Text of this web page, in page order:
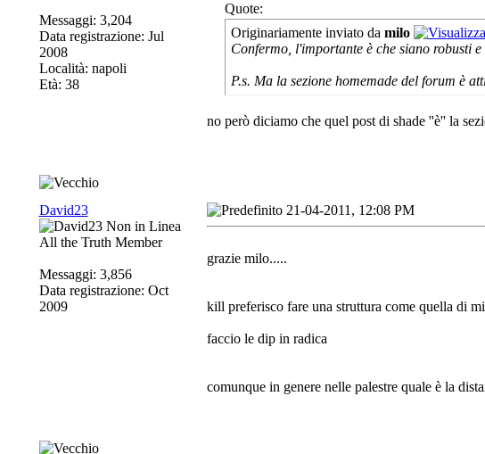
Messaggi: 3,204
Data registrazione: Jul
2008
Località: napoli
Età: 38
Quote:
Originariamente inviato da milo
Confermo, l'importante è che siano robusti
P.s. Ma la sezione homemade del forum è
no però diciamo che quel post di shade ''è'' la
David23
All the Truth Member
Messaggi: 3,856
Data registrazione: Oct
2009
21-04-2011, 12:08 PM
grazie milo.....
kill preferisco fare una struttura come quella di
faccio le dip in radica
comunque in genere nelle palestre quale è la